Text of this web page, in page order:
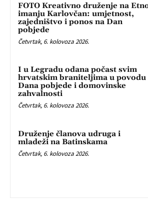
FOTO Kreativno druženje na
imanju Karlovčan: umjetnost,
zajedništvo i ponos na Dan
pobjede
Četvrtak, 6. kolovoza 2026.
I u Legradu odana počast svim
hrvatskim braniteljima u povodu
Dana pobjede i domovinske
zahvalnosti
Četvrtak, 6. kolovoza 2026.
Druženje članova udruga i
mladeži na Batinskama
Četvrtak, 6. kolovoza 2026.